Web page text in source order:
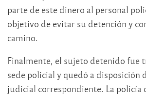
parte de este dinero al personal
objetivo de evitar su detención y
camino.
Finalmente, el sujeto detenido fue
sede policial y quedó a disposición
judicial correspondiente. La policía